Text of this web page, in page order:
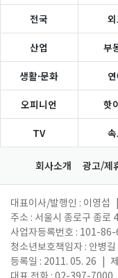
전국
산업 부
생활·문화
오피니언 핫
TV
회사소개 광고/제
대표이사/발행인 : 이영섭
주소 : 서울시 종로구 종로
사업자등록번호 : 101-
청소년보호책임자 : 안병길
등록일 : 2011. 05. 26